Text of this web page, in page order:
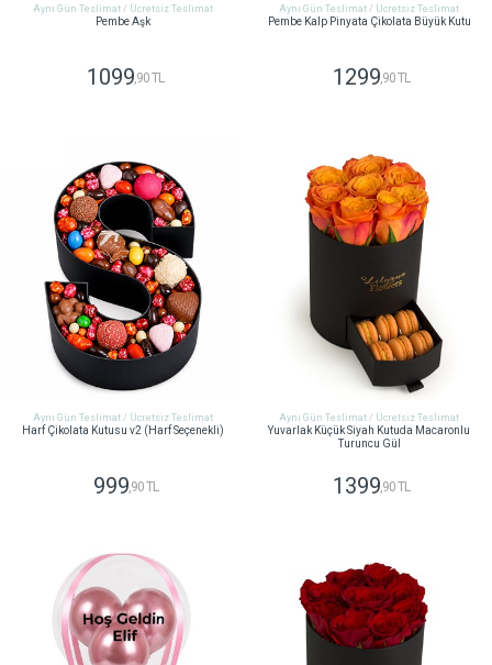
Aynı Gün Teslimat / Ücretsiz Teslimat
Pembe Aşk
1099,90 TL
Aynı Gün Teslimat / Ücretsiz Teslimat
Pembe Kalp Pinyata Çikolata Büyük Kutu
1299,90 TL
Aynı Gün Teslimat / Ücretsiz Teslimat
Harf Çikolata Kutusu v2 (Harf Seçenekli)
999,90 TL
Aynı Gün Teslimat / Ücretsiz Teslimat
Yuvarlak Küçük Siyah Kutuda Macaronlu
Turuncu Gül
1399,90 TL